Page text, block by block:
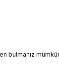
bulmanız